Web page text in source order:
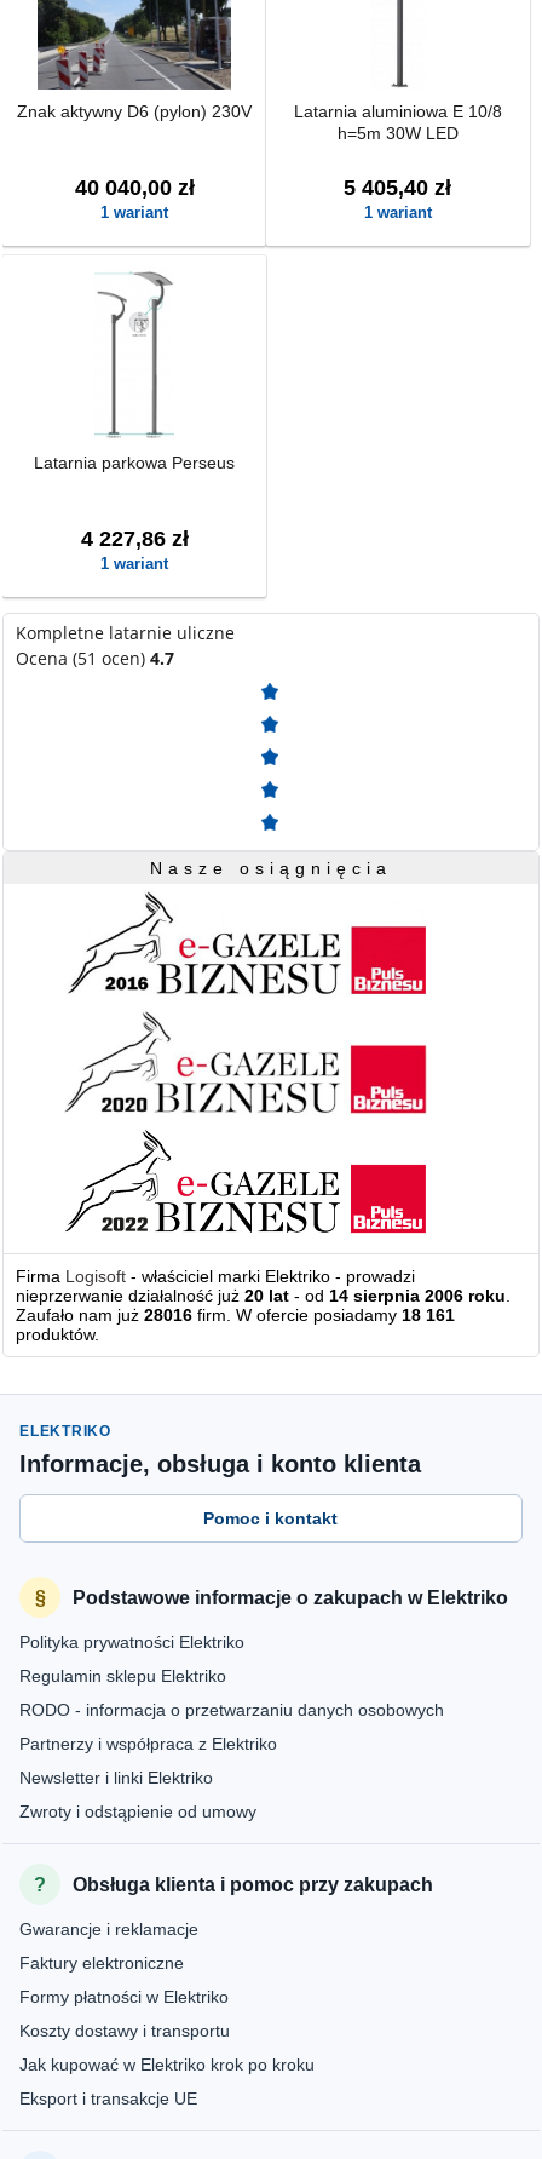
Znak aktywny D6 (pylon) 230V
40 040,00 zł
1 wariant
Latarnia aluminiowa E 10/8
h=5m 30W LED
5 405,40 zł
1 wariant
Latarnia parkowa Perseus
4 227,86 zł
1 wariant
Kompletne latarnie uliczne
Ocena (51 ocen)4.7
Nasze osiągnięcia
Firma Logisoft - właściciel marki Elektriko - prowadzi
nieprzerwanie działalność już20 lat - od14 sierpnia 2006 roku.
Zaufało nam już28016 firm. W ofercie posiadamy18 161
produktów.
ELEKTRIKO
Informacje, obsługa i konto klienta
Pomoc i kontakt
Podstawowe informacje o zakupach w Elektriko
Polityka prywatności Elektriko
Regulamin sklepu Elektriko
RODO - informacja o przetwarzaniu danych osobowych
Partnerzy i współpraca z Elektriko
Newsletter i linki Elektriko
Zwroty i odstąpienie od umowy
Obsługa klienta i pomoc przy zakupach
Gwarancje i reklamacje
Faktury elektroniczne
Formy płatności w Elektriko
Koszty dostawy i transportu
Jak kupować w Elektriko krok po kroku
Eksport i transakcje UE